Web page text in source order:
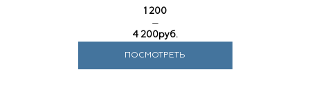
1 200
—
4 200руб.
ПОСМОТРЕТЬ